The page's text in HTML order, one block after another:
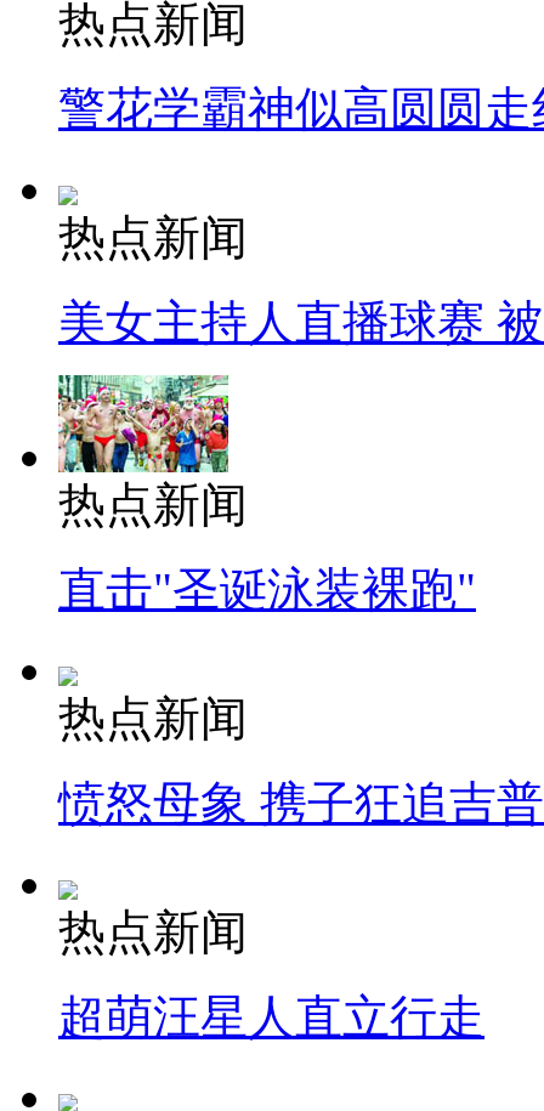
热点新闻
警花学霸神似高圆圆走
热点新闻
美女主持人直播球赛
热点新闻
直击"圣诞泳装裸跑"
热点新闻
愤怒母象 携子狂追吉
热点新闻
超萌汪星人直立行走